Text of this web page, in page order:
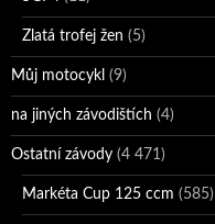
Zlatá trofej žen (5)
Můj motocykl (9)
na jiných závodištích (4)
Ostatní závody (4 471)
Markéta Cup 125 ccm (585)